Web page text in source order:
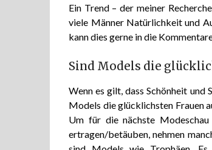
Ein Trend – der meiner
viele Männer Natürlichkeit und
kann dies gerne in die
Sind Models die
Wenn es gilt, dass Schönheit und
Models die glücklichsten Frauen
Um für die nächste
ertragen/betäuben, nehmen